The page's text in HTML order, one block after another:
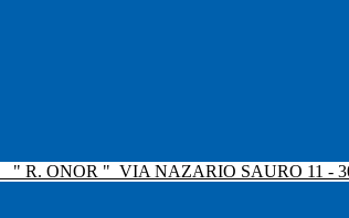
" R. ONOR " VIA NAZARIO SAURO 11 -